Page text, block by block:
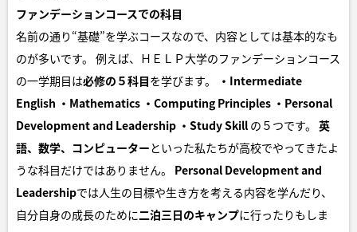
ファンデーションコースでの科目
名前の通り“基礎”を学ぶコースなので、内容としては基本的なも
のが多いです。 例えば、ＨＥＬＰ大学のファンデーションコース
の一学期目は必修の５科目を学びます。
・Intermediate
English ・Mathematics ・Computing Principles ・Personal
Development and Leadership ・Study Skill の５つです。 英
語、数学、コンピューターといった私たちが高校でやってきたよ
うな科目だけではありません。 Personal Development and
Leadershipでは人生の目標や生き方を考える内容を学んだり、
自分自身の成長のために二泊三日のキャンプに行ったりもしま